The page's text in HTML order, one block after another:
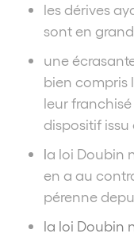
les dérives
sont en
une
bien compris
leur franchisé
dispositif issu
la loi Doubin
en a au
pérenne
la loi Doubin